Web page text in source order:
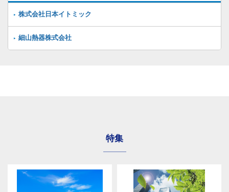
株式会社日本イトミック
細山熱器株式会社
特集